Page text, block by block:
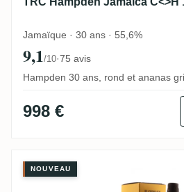
Jamaïque · 30 ans · 55,6%
9,1/10·75 avis
Hampden 30 ans, rond et ananas
998 €
Habitation Velier
NOUVEAU